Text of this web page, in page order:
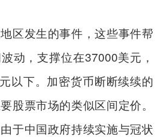
区发生的事件，这些事件帮
动，支撑位在37000美元，
以下。加密货币断断续续的
股票市场的类似区间定价。
于中国政府持续实施与冠状